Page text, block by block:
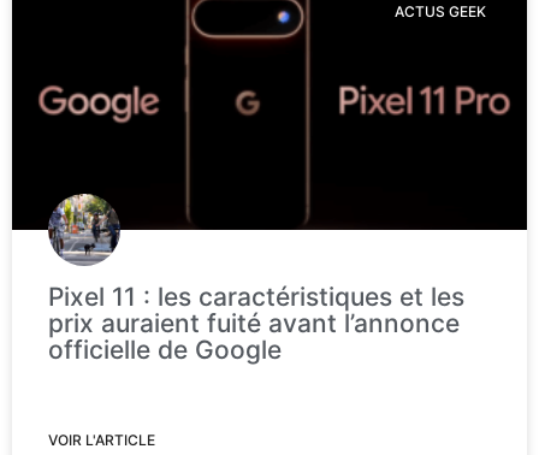
ACTUS GEEK
Pixel 11 : les caractéristiques et les
prix auraient fuité avant l’annonce
officielle de Google
VOIR L'ARTICLE